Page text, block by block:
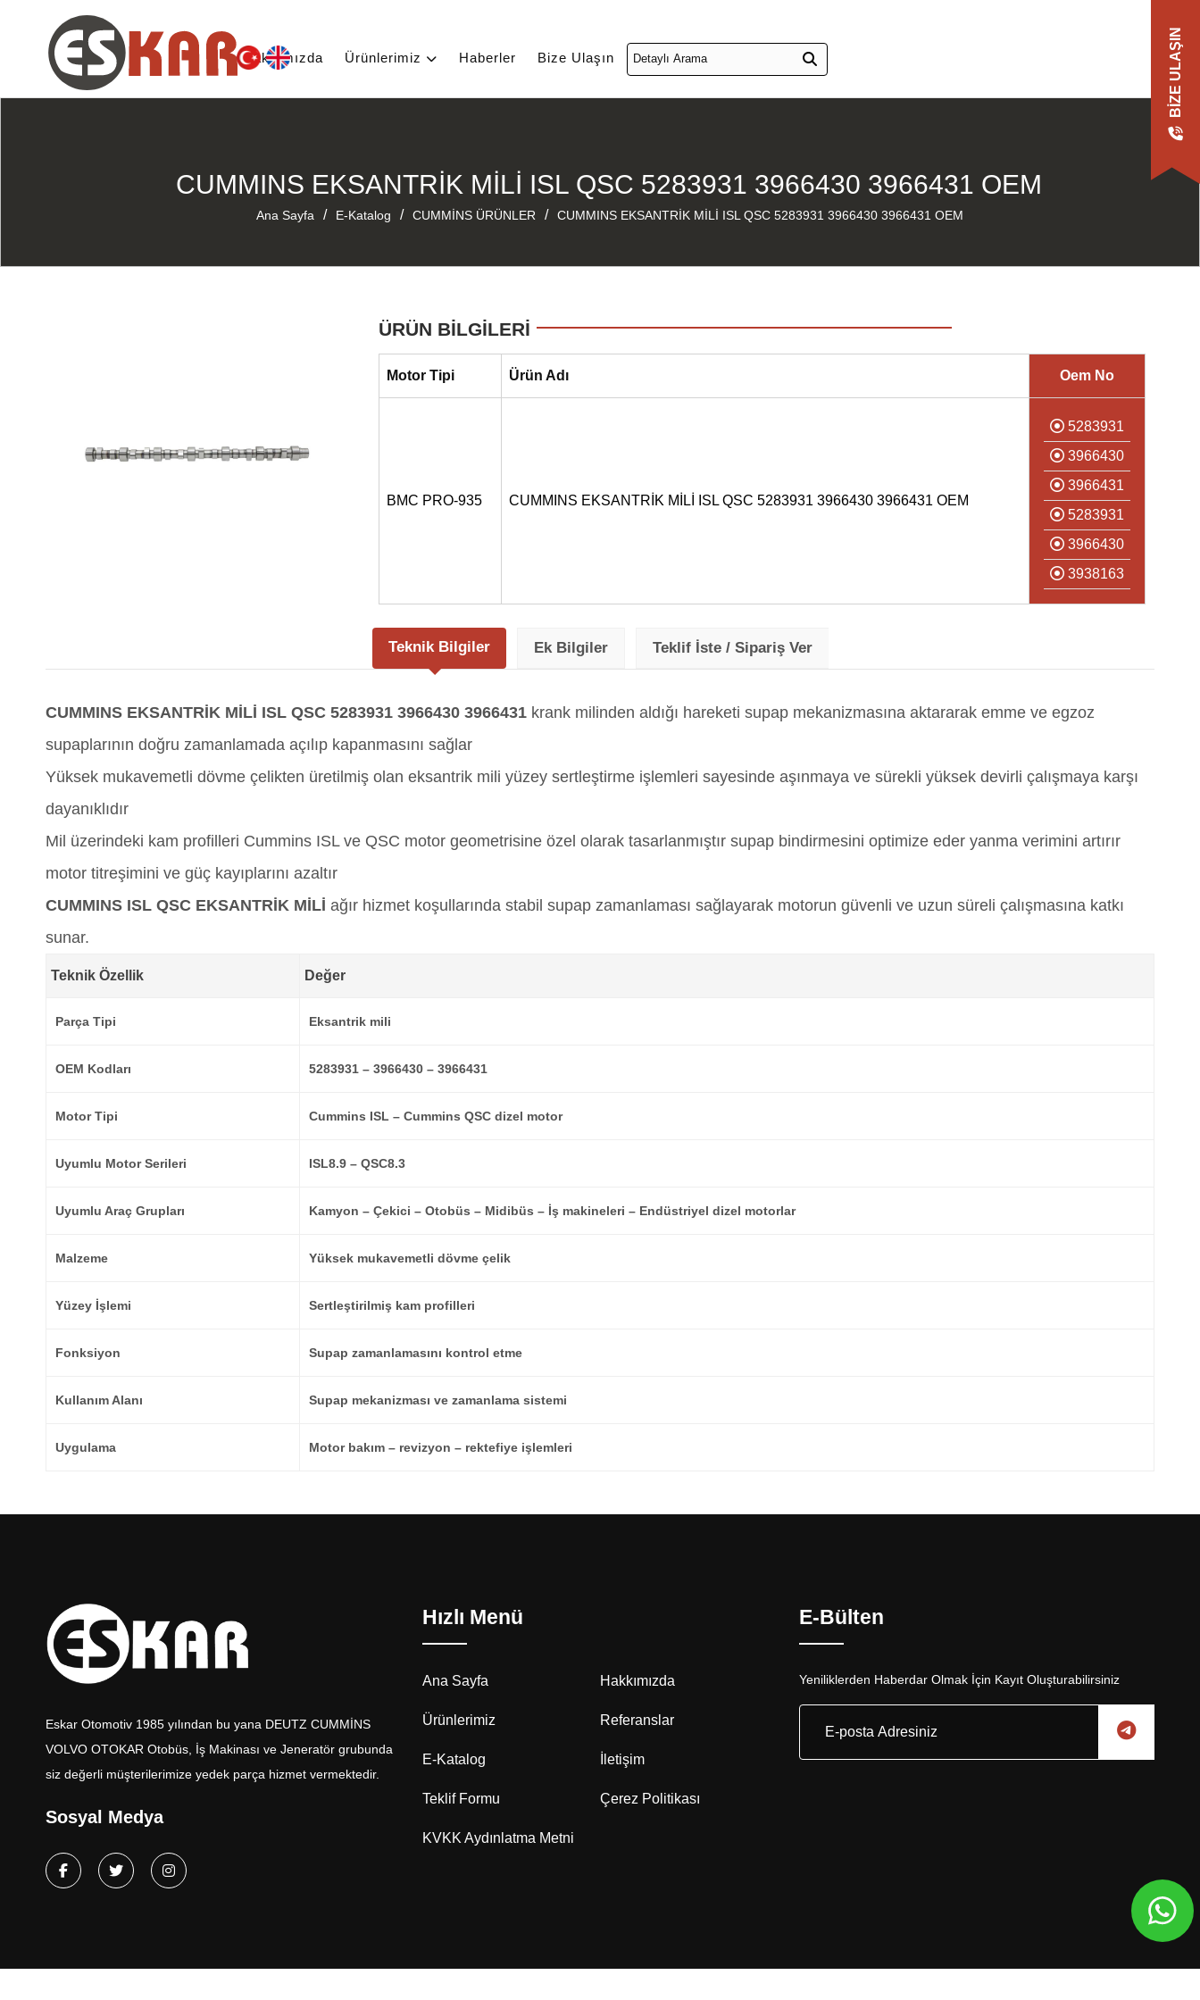
Hakkımızda Ürünlerimiz Haberler Bize Ulaşın BIZE ULAŞIN
CUMMINS EKSANTRİK MİLİ ISL QSC 5283931 3966430 3966431 OEM
Ana Sayfa / E-Katalog / CUMMİNS ÜRÜNLER / CUMMINS EKSANTRİK MİLİ ISL QSC 5283931 3966430 3966431 OEM
ÜRÜN BİLGİLERİ
Motor Tipi Ürün Adı Oem No
BMC PRO-935 CUMMINS EKSANTRİK MİLİ ISL QSC 5283931 3966430 3966431 OEM
5283931
3966430
3966431
5283931
3966430
3938163
Teknik Bilgiler Ek Bilgiler Teklif İste / Sipariş Ver
CUMMINS EKSANTRİK MİLİ ISL QSC 5283931 3966430 3966431 krank milinden aldığı hareketi supap mekanizmasına aktararak emme ve egzoz
supaplarının doğru zamanlamada açılıp kapanmasını sağlar
Yüksek mukavemetli dövme çelikten üretilmiş olan eksantrik mili yüzey sertleştirme işlemleri sayesinde aşınmaya ve sürekli yüksek devirli çalışmaya karşı
dayanıklıdır
Mil üzerindeki kam profilleri Cummins ISL ve QSC motor geometrisine özel olarak tasarlanmıştır supap bindirmesini optimize eder yanma verimini artırır
motor titreşimini ve güç kayıplarını azaltır
CUMMINS ISL QSC EKSANTRİK MİLİ ağır hizmet koşullarında stabil supap zamanlaması sağlayarak motorun güvenli ve uzun süreli çalışmasına katkı
sunar.
Teknik Özellik Değer
Parça Tipi Eksantrik mili
OEM Kodları 5283931 – 3966430 – 3966431
Motor Tipi Cummins ISL – Cummins QSC dizel motor
Uyumlu Motor Serileri ISL8.9 – QSC8.3
Uyumlu Araç Grupları Kamyon – Çekici – Otobüs – Midibüs – İş makineleri – Endüstriyel dizel motorlar
Malzeme Yüksek mukavemetli dövme çelik
Yüzey İşlemi Sertleştirilmiş kam profilleri
Fonksiyon Supap zamanlamasını kontrol etme
Kullanım Alanı Supap mekanizması ve zamanlama sistemi
Uygulama Motor bakım – revizyon – rektefiye işlemleri
Eskar Otomotiv 1985 yılından bu yana DEUTZ CUMMİNS
VOLVO OTOKAR Otobüs, İş Makinası ve Jeneratör grubunda
siz değerli müşterilerimize yedek parça hizmet vermektedir.
Sosyal Medya
Hızlı Menü
Ana Sayfa Hakkımızda
Ürünlerimiz Referanslar
E-Katalog İletişim
Teklif Formu Çerez Politikası
KVKK Aydınlatma Metni
E-Bülten
Yeniliklerden Haberdar Olmak İçin Kayıt Oluşturabilirsiniz